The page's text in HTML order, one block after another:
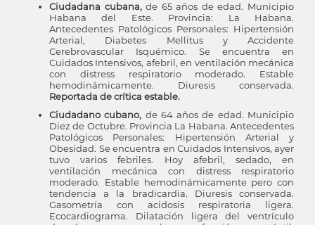
Ciudadana cubana,de 65 años de edad. Municipio
Habana del Este. Provincia: La Habana.
Antecedentes Patológicos Personales: Hipertensión
Arterial, Diabetes Mellitus y Accidente
Cerebrovascular Isquémico. Se encuentra en
Cuidados Intensivos, afebril, en ventilación mecánica
con distress respiratorio moderado. Estable
hemodinámicamente. Diuresis conservada.
Reportada de crítica estable.
Ciudadano cubano, de 64 años de edad. Municipio
Diez de Octubre. Provincia La Habana. Antecedentes
Patológicos Personales: Hipertensión Arterial y
Obesidad. Se encuentra en Cuidados Intensivos, ayer
tuvo varios febriles. Hoy afebril, sedado, en
ventilación mecánica con distress respiratorio
moderado. Estable hemodinámicamente pero con
tendencia a la bradicardia. Diuresis conservada.
Gasometría con acidosis respiratoria ligera.
Ecocardiograma. Dilatación ligera del ventrículo